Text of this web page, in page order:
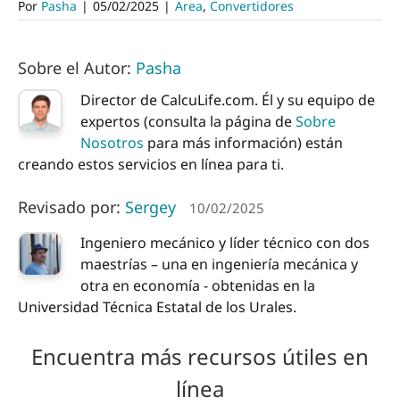
Por Pasha | 05/02/2025 | Area, Convertidores
Sobre el Autor: Pasha
Director de CalcuLife.com. Él y su equipo de
expertos (consulta la página deSobre
Nosotros para más información) están
creando estos servicios en línea para ti.
Revisado por: Sergey 10/02/2025
Ingeniero mecánico y líder técnico con dos
maestrías – una en ingeniería mecánica y
otra en economía - obtenidas en la
Universidad Técnica Estatal de los Urales.
Encuentra más recursos útiles en
línea